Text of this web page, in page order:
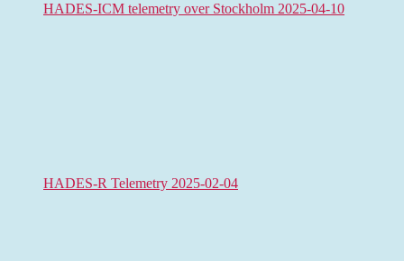
HADES-ICM telemetry over Stockholm 2025-04-10
HADES-R Telemetry 2025-02-04